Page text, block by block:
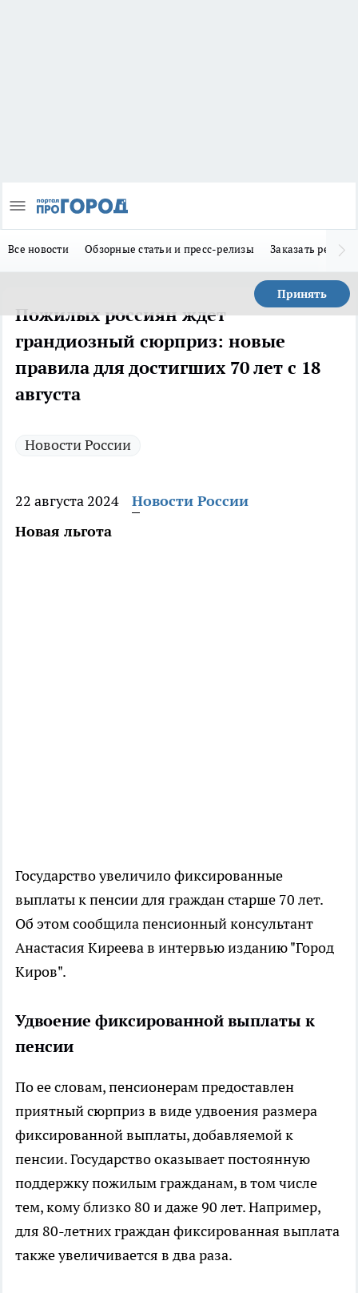
Все новости Обзорные статьи и пресс-релизы Заказать
Принять
Пожилых россиян ждет
грандиозный сюрприз: новые
правила для достигших 70 лет с 18
августа
Новости России
22 августа 2024
Новости России
Новая льгота
Государство увеличило фиксированные
выплаты к пенсии для граждан старше 70 лет.
Об этом сообщила пенсионный консультант
Анастасия Киреева в интервью изданию "Город
Киров".
Удвоение фиксированной выплаты к
пенсии
По ее словам, пенсионерам предоставлен
приятный сюрприз в виде удвоения размера
фиксированной выплаты, добавляемой к
пенсии. Государство оказывает постоянную
поддержку пожилым гражданам, в том числе
тем, кому близко 80 и даже 90 лет. Например,
для 80-летних граждан фиксированная выплата
также увеличивается в два раза.